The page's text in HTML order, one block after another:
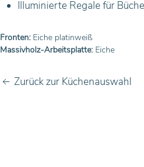
Illuminierte Regale für
Fronten: Eiche platinweiß
Massivholz-Arbeitsplatte: Eiche
Zurück zur Küchenauswahl